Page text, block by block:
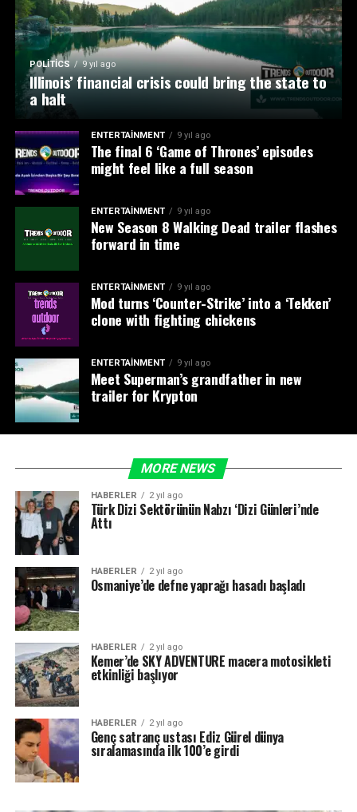
POLITICS 9 yıl ago
Illinois’ financial crisis could bring the state to
a halt
ENTERTAINMENT 9 yıl ago
The final 6 ‘Game of Thrones’ episodes
might feel like a full season
ENTERTAINMENT 9 yıl ago
New Season 8 Walking Dead trailer flashes
forward in time
ENTERTAINMENT 9 yıl ago
Mod turns ‘Counter-Strike’ into a ‘Tekken’
clone with fighting chickens
ENTERTAINMENT 9 yıl ago
Meet Superman’s grandfather in new
trailer for Krypton
MORE NEWS
HABERLER 2 yıl ago
Türk Dizi Sektörünün Nabzı ‘Dizi Günleri’nde
Attı
HABERLER 2 yıl ago
Osmaniye’de defne yaprağı hasadı başladı
HABERLER 2 yıl ago
Kemer’de SKY ADVENTURE macera motosikleti
etkinliği başlıyor
HABERLER 2 yıl ago
Genç satranç ustası Ediz Gürel dünya
sıralamasında ilk 100’e girdi